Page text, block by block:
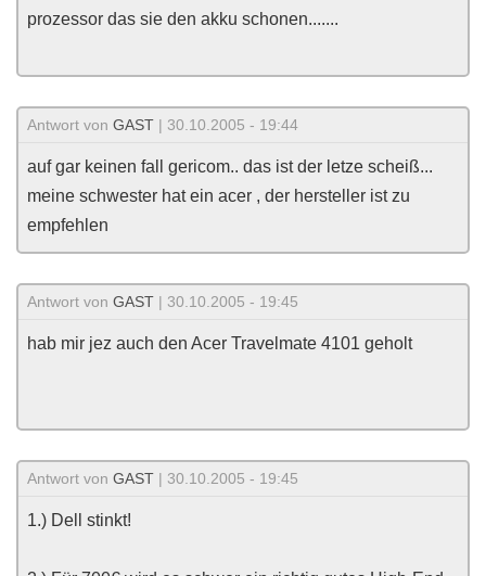
prozessor das sie den akku schonen.......
Antwort von GAST | 30.10.2005 - 19:44
auf gar keinen fall gericom.. das ist der letze scheiß...
meine schwester hat ein acer , der hersteller ist zu
empfehlen
Antwort von GAST | 30.10.2005 - 19:45
hab mir jez auch den Acer Travelmate 4101 geholt
Antwort von GAST | 30.10.2005 - 19:45
1.) Dell stinkt!